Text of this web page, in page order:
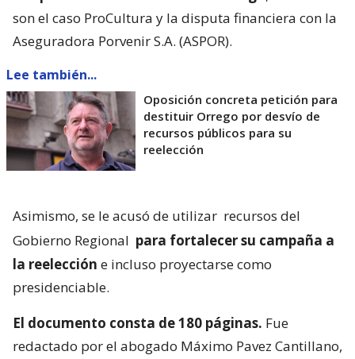
son el caso ProCultura y la disputa financiera con la
Aseguradora Porvenir S.A. (ASPOR).
Lee también...
Oposición concreta petición para
destituir Orrego por desvío de
recursos públicos para su
reelección
Asimismo, se le acusó de utilizar recursos del
Gobierno Regional para fortalecer su campaña a
la reelección e incluso proyectarse como
presidenciable.
El documento consta de 180 páginas. Fue
redactado por el abogado Máximo Pavez Cantillano,